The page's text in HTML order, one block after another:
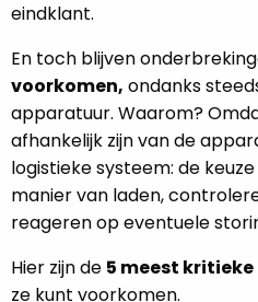
eindklant.
En toch blijven
voorkomen, ondanks
apparatuur. Waarom?
afhankelijk zijn van de
logistieke systeem: de
manier van laden,
reageren op eventuele
Hier zijn de 5 meest
ze kunt voorkomen.